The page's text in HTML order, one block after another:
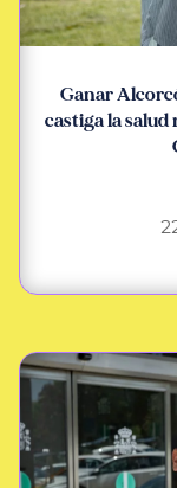
Ganar
castiga la salud